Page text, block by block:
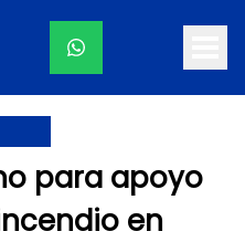
para apoyo
en